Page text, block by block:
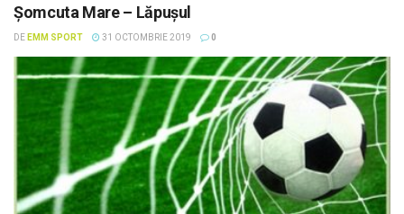
Șomcuta Mare – Lăpușul
DE EMM SPORT 31 OCTOMBRIE 2019 0